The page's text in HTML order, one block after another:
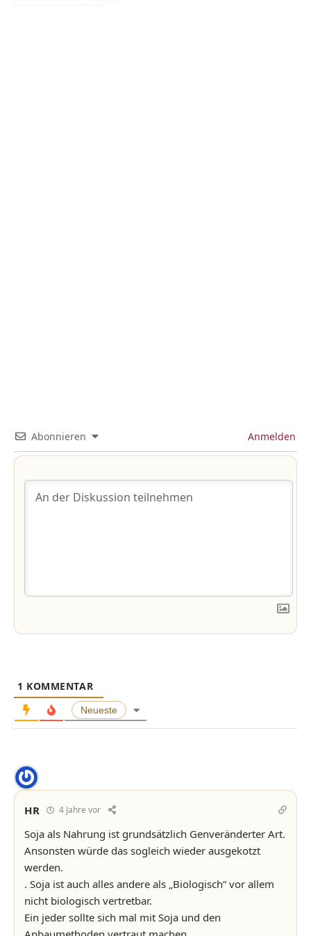
Abonnieren Anmelden
1 KOMMENTAR
Neueste
HR 4 Jahre vor
Soja als Nahrung ist grundsätzlich Genveränderter Art.
Ansonsten würde das sogleich wieder ausgekotzt
werden.
. Soja ist auch alles andere als „Biologisch“ vor allem
nicht biologisch vertretbar.
Ein jeder sollte sich mal mit Soja und den